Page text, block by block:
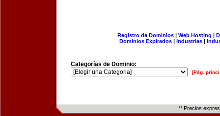
Registro de Dominios| Web Hosting |
Dominios Expirados | Industrias |
Categorías de Dominio:
[Pág.
** Precios